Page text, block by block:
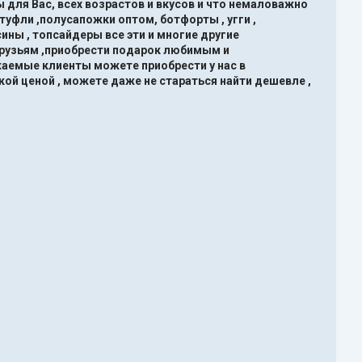
Вас, всех возрастов и вкусов и что немаловажно
,полусапожки оптом, ботфорты , угги ,
, топсайдеры все эти и многие другие
,приобрести подарок любимым и
клиенты можете приобрести у нас в
ценой , можете даже не стараться найти дешевле ,